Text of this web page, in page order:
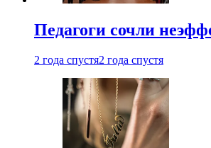
Педагоги сочли
2 года спустя2 года спустя